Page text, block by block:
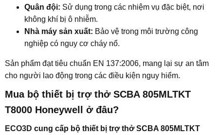
Quân đội: Sử dụng trong các nhiệm vụ đặc biệt, nơi
không khí bị ô nhiễm.
Nhà máy sản xuất: Bảo vệ trong môi trường công
nghiệp có nguy cơ cháy nổ.
Sản phẩm đạt tiêu chuẩn EN 137:2006, mang lại sự an tâm
cho người lao động trong các điều kiện nguy hiểm.
Mua bộ thiết bị trợ thở SCBA 805MLTKT
T8000 Honeywell ở đâu?​
ECO3D cung cấp bộ thiết bị trợ thở SCBA 805MLTKT